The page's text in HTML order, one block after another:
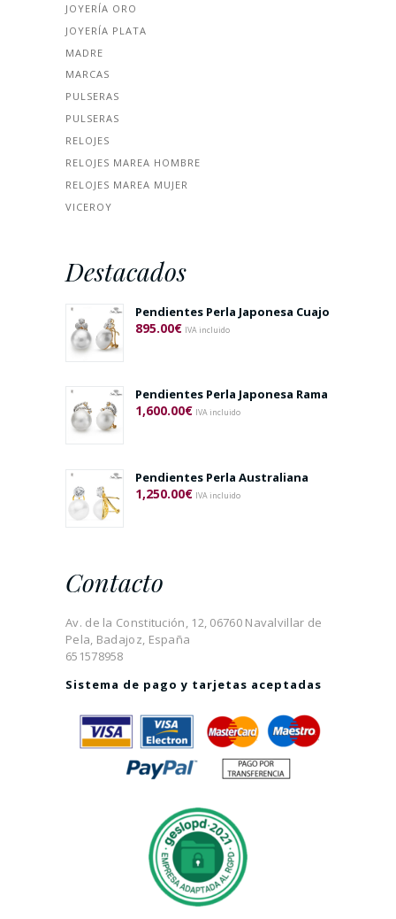
JOYERÍA ORO
JOYERÍA PLATA
MADRE
MARCAS
PULSERAS
PULSERAS
RELOJES
RELOJES MAREA HOMBRE
RELOJES MAREA MUJER
VICEROY
Destacados
Pendientes Perla Japonesa Cuajo
895.00€ IVA incluido
Pendientes Perla Japonesa Rama
1,600.00€ IVA incluido
Pendientes Perla Australiana
1,250.00€ IVA incluido
Contacto
Av. de la Constitución, 12, 06760 Navalvillar de
Pela, Badajoz, España
651578958
Sistema de pago y tarjetas aceptadas